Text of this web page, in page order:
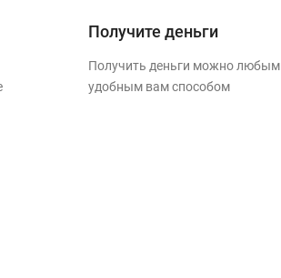
Получите деньги
Получить деньги можно любым
удобным вам способом